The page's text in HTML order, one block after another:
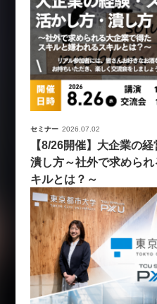
セミナー 2026.07.02
【8/26開催】大企業の
潰し方～社外で求めら
キルとは？～